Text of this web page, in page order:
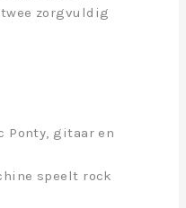
zorgvuldig
Ponty, gitaar en
speelt rock